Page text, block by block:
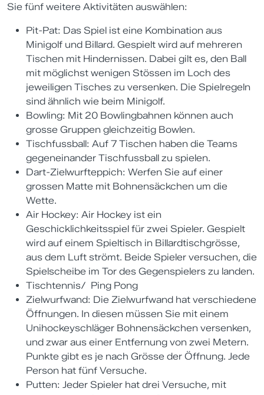
Sie fünf weitere Aktivitäten auswählen:
Pit-Pat: Das Spiel ist eine Kombination aus
Minigolf und Billard. Gespielt wird auf mehreren
Tischen mit Hindernissen. Dabei gilt es, den Ball
mit möglichst wenigen Stössen im Loch des
jeweiligen Tisches zu versenken. Die Spielregeln
sind ähnlich wie beim Minigolf.
Bowling: Mit 20 Bowlingbahnen können auch
grosse Gruppen gleichzeitig Bowlen.
Tischfussball: Auf 7 Tischen haben die Teams
gegeneinander Tischfussball zu spielen.
Dart-Zielwurfteppich: Werfen Sie auf einer
grossen Matte mit Bohnensäckchen um die
Wette.
Air Hockey: Air Hockey ist ein
Geschicklichkeitsspiel für zwei Spieler. Gespielt
wird auf einem Spieltisch in Billardtischgrösse,
aus dem Luft strömt. Beide Spieler versuchen, die
Spielscheibe im Tor des Gegenspielers zu landen.
Tischtennis/ Ping Pong
Zielwurfwand: Die Zielwurfwand hat verschiedene
Öffnungen. In diesen müssen Sie mit einem
Unihockeyschläger Bohnensäckchen versenken,
und zwar aus einer Entfernung von zwei Metern.
Punkte gibt es je nach Grösse der Öffnung. Jede
Person hat fünf Versuche.
Putten: Jeder Spieler hat drei Versuche, mit